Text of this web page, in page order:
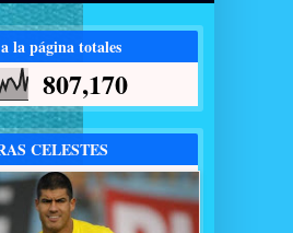
la página totales
807,170
CELESTES